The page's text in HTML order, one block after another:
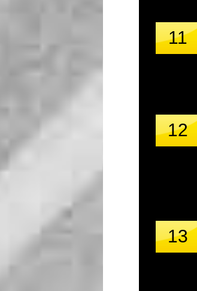
11
12
13